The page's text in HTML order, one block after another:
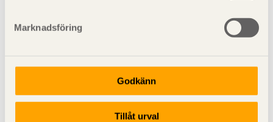
Marknadsföring
Godkänn
Tillåt urval
Diagram 2. Ungefärliga vägda reduktionstal (
massivt plattbjälklag av KL trä utan undertak.